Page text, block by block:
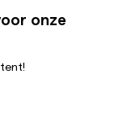
onze